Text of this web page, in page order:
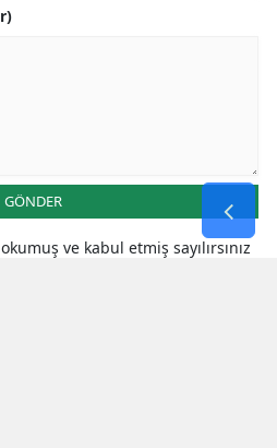
GÖNDER
okumuş ve kabul etmiş sayılırsınız